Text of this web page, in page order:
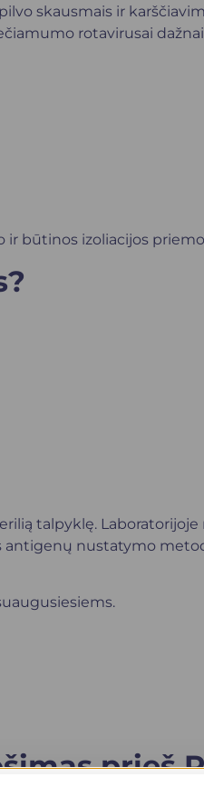
skausmais ir
rotavirusai
būtinos izoliacijos
talpyklę.
nustatymo
prieš